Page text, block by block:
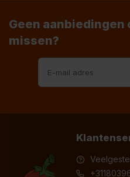
Geen
missen?